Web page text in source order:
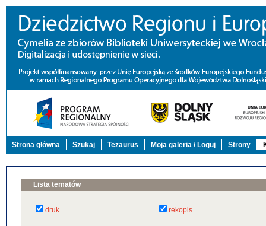
Strona główna Szukaj Tezaurus Moja galeria / Loguj Strony
Lista tematów
druk rekopis